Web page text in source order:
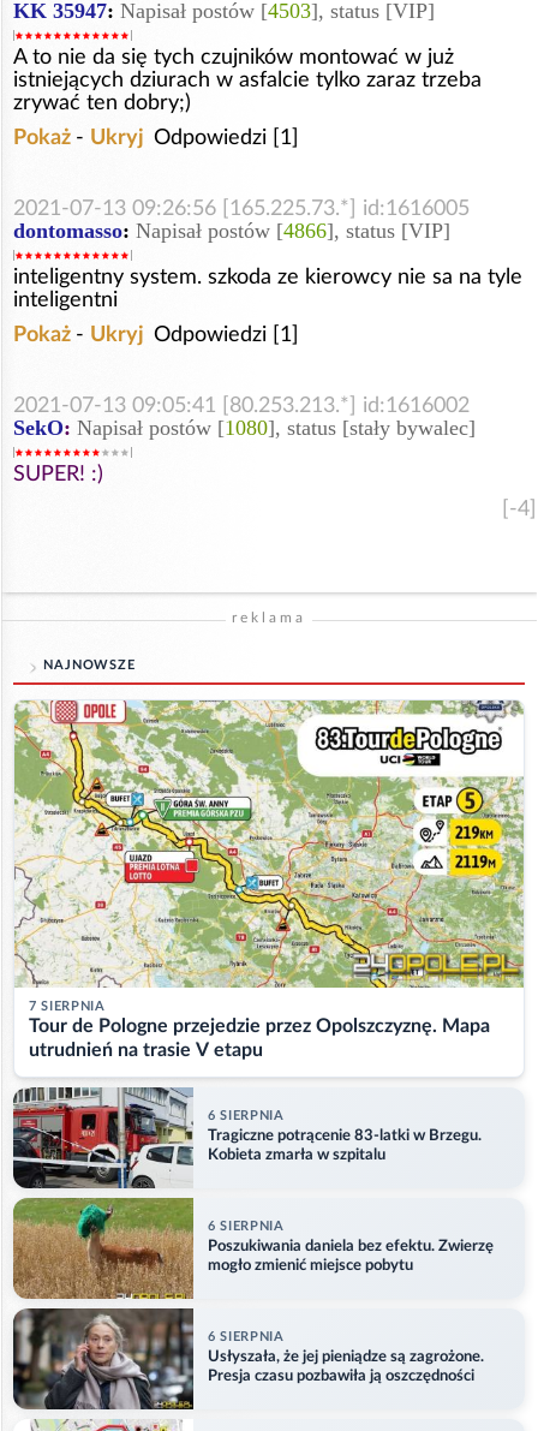
KK 35947: Napisał postów [4503], status [VIP]
A to nie da się tych czujników montować w już
istniejących dziurach w asfalcie tylko zaraz trzeba
zrywać ten dobry;)
Pokaż - Ukryj Odpowiedzi [1]
2021-07-13 09:26:56 [165.225.73.*] id:1616005
dontomasso: Napisał postów [4866], status [VIP]
inteligentny system. szkoda ze kierowcy nie sa na tyle
inteligentni
Pokaż - Ukryj Odpowiedzi [1]
2021-07-13 09:05:41 [80.253.213.*] id:1616002
SekO: Napisał postów [1080], status [stały bywalec]
SUPER! :)
[-4]
reklama
NAJNOWSZE
7 SIERPNIA
Tour de Pologne przejedzie przez Opolszczyznę. Mapa
utrudnień na trasie V etapu
6 SIERPNIA
Tragiczne potrącenie 83-latki w Brzegu.
Kobieta zmarła w szpitalu
6 SIERPNIA
Poszukiwania daniela bez efektu. Zwierzę
mogło zmienić miejsce pobytu
6 SIERPNIA
Usłyszała, że jej pieniądze są zagrożone.
Presja czasu pozbawiła ją oszczędności